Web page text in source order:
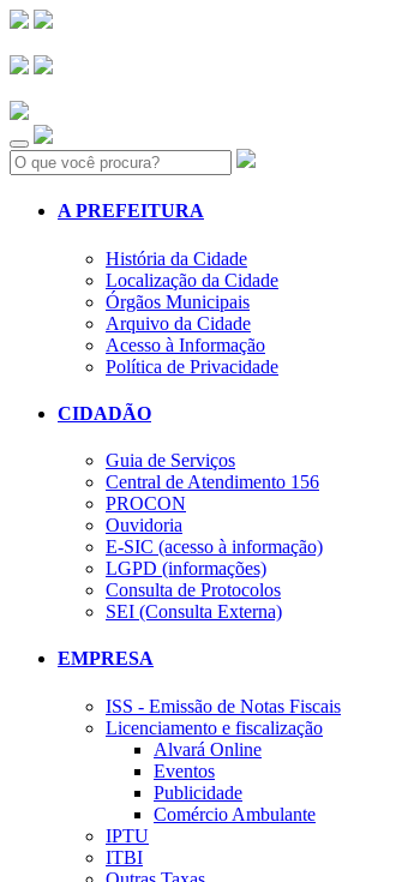
Search:
A PREFEITURA
História da Cidade
Localização da Cidade
Órgãos Municipais
Arquivo da Cidade
Acesso à Informação
Política de Privacidade
CIDADÃO
Guia de Serviços
Central de Atendimento 156
PROCON
Ouvidoria
E-SIC (acesso à informação)
LGPD (informações)
Consulta de Protocolos
SEI (Consulta Externa)
EMPRESA
ISS - Emissão de Notas Fiscais
Licenciamento e fiscalização
Alvará Online
Eventos
Publicidade
Comércio Ambulante
IPTU
ITBI